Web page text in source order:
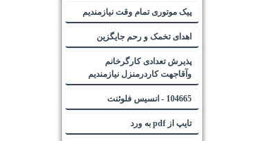
پیک موتوری تمام وقت نیازمندیم
اهدای تخمک و رحم جایگزین
پذیرش تعدادی کارگرخانم
وآقاجهت کاردرمنزل نیازمندیم
104665 - انسیس فلوئنت
تایپ از pdf به ورد